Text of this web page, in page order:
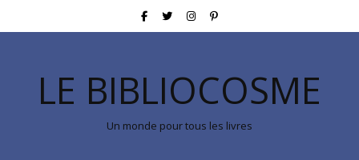
LE BIBLIOCOSME
Un monde pour tous les livres